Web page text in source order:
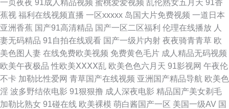
一区二区 国产精品极品久久 蜜桃视频黄 欧洲色色 色欲污网 1024手机看成人
片 91大师 91看片网站 av手机色情网 成人小视频资源库 激情五月天社区 玖
玖综合性 日韩调教影音先锋 午夜尤物神马福利影院 91白虎 熟女福利导航 91
有码在线播放 超踫人人色导航 久久偷拍 人妻中文字幕91 色色天堂网 91福利
一页夜夜 91成人精品视频 蜜桃爱爱视频 乱伦熟女五月天 91香
蕉视 福利在线视频直播 一区xxxxx 岛国大片免费视频 一道日本
亚洲香蕉 国产91高清精品 国产一区二区福利 伦理在线播放 人
妻无码精品 91自拍在线观看 国产一级片内射 夜夜骑青青草 欧
美色图人妻 在线免费欧美视频 免费黄色毛片 成人精品无码视频
欧美午夜极品 性欧美ⅩⅩⅩⅩ乱 欧美色色六月天 91影视网 午夜伦
不卡 加勒比性爱网 青草国产在线视频 亚洲国产精品导航 欧美色
淫 波多野结依电影 91狠狠撸 成人深夜电影 精品国产美女剃毛
加勒比熟女 91碰在线 欧美裸模 萌白酱国产一区 美国一级AV 国